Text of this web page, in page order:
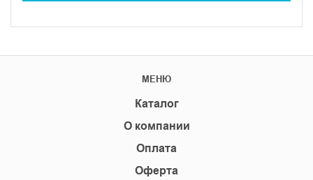
МЕНЮ
Каталог
О компании
Оплата
Оферта